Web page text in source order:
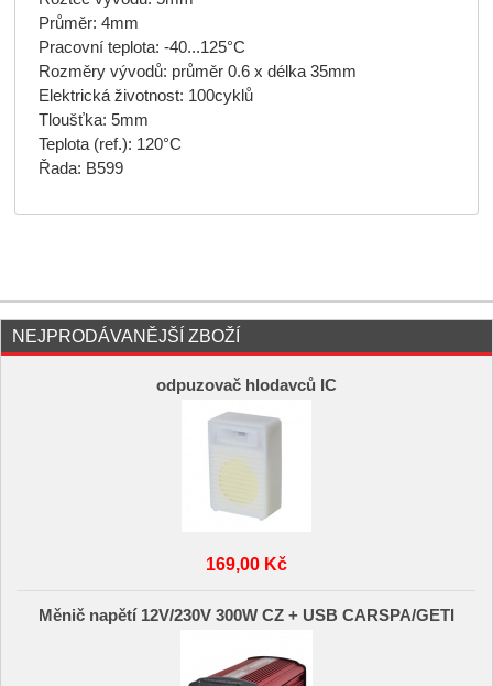
Průměr: 4mm
Pracovní teplota: -40...125°C
Rozměry vývodů: průměr 0.6 x délka 35mm
Elektrická životnost: 100cyklů
Tloušťka: 5mm
Teplota (ref.): 120°C
Řada: B599
NEJPRODÁVANĚJŠÍ ZBOŽÍ
odpuzovač hlodavců IC
169,00 Kč
Měnič napětí 12V/230V 300W CZ + USB CARSPA/GETI